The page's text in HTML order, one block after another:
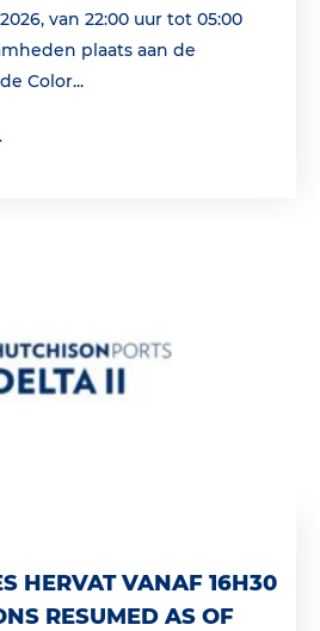
van 22:00 uur tot 05:00
plaats aan de
Color...
HERVAT VANAF 16H30
RESUMED AS OF